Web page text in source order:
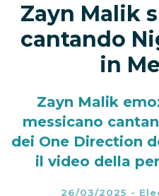
Zayn Malik
cantando
in
Zayn Malik
messicano
dei One Direction
il video della
26/03/2025 -